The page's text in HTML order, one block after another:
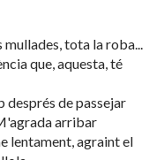
tota la roba...
que, aquesta, té
després de passejar
arribar
lentament, agraint el